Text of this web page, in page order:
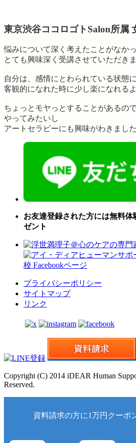
東京渋谷ココロゴトSalon所属
悩みについて深く考えたことがなか
とても興味深く受講させていただきま
自分は、感情にとわられている状態
客観的になれた時に少し楽になれる
ちょっとモヤっとすることがあるの
やってみたいし
アートセラピーにも興味がわきました
お友達登録された方には無料
ゼント
プライバシーポリシー
サイトマップ
リンク
Copyright (C) 2014 iDEAR Human
Reserved.
資料請求の方に1万円クーポ